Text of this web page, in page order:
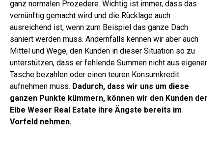
ganz normalen Prozedere. Wichtig ist immer, dass das
vernünftig gemacht wird und die Rücklage auch
ausreichend ist, wenn zum Beispiel das ganze Dach
saniert werden muss. Andernfalls kennen wir aber auch
Mittel und Wege, den Kunden in dieser Situation so zu
unterstützen, dass er fehlende Summen nicht aus eigener
Tasche bezahlen oder einen teuren Konsumkredit
aufnehmen muss. Dadurch, dass wir uns um diese
ganzen Punkte kümmern, können wir den Kunden der
Elbe Weser Real Estate ihre Ängste bereits im
Vorfeld nehmen.